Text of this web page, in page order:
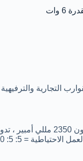
ساعة